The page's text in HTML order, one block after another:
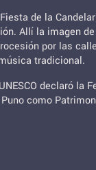
de la
Allí la imagen
por las
tradicional.
declaró la
como